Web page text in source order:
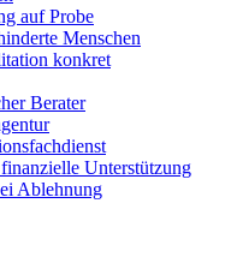
auf Probe
Menschen
konkret
Berater
Unterstützung
Ablehnung